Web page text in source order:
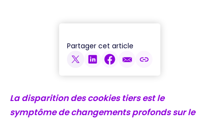
Partager cet article
La disparition des cookies tiers est le
symptôme de changements profonds sur le